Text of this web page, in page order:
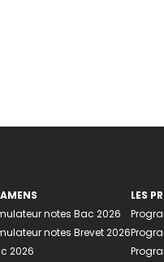
notes Bac 2026
notes Brevet 2026
2026
LES